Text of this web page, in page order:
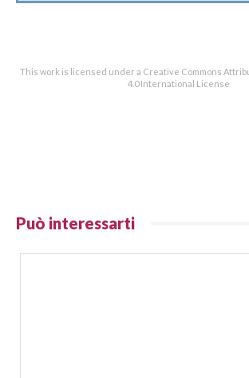
This work is licensed under a Creative Commons
4.0 International License
Può interessarti